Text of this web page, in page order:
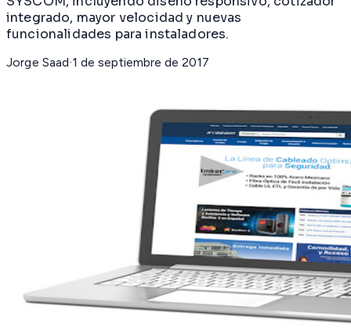
integrado, mayor velocidad y nuevas
funcionalidades para instaladores.
Jorge Saad·1 de septiembre de 2017